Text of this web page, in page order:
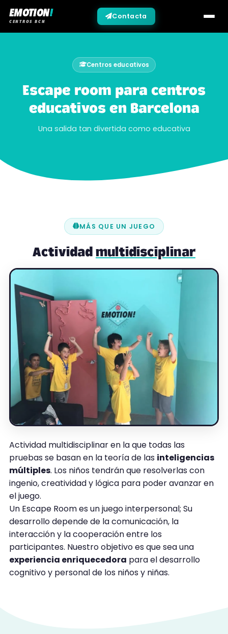
EMOTION!
CENTROS BCN
Contacta
Centros educativos
Escape room para centros
educativos en Barcelona
Una salida tan divertida como educativa
MÁS QUE UN JUEGO
Actividadmultidisciplinar
Actividad multidisciplinar en la que todas las
pruebas se basan en la teoría de las inteligencias
múltiples. Los niños tendrán que resolverlas con
ingenio, creatividad y lógica para poder avanzar en
el juego.
Un Escape Room es un juego interpersonal; Su
desarrollo depende de la comunicación, la
interacción y la cooperación entre los
participantes. Nuestro objetivo es que sea una
experiencia enriquecedora para el desarrollo
cognitivo y personal de los niños y niñas.